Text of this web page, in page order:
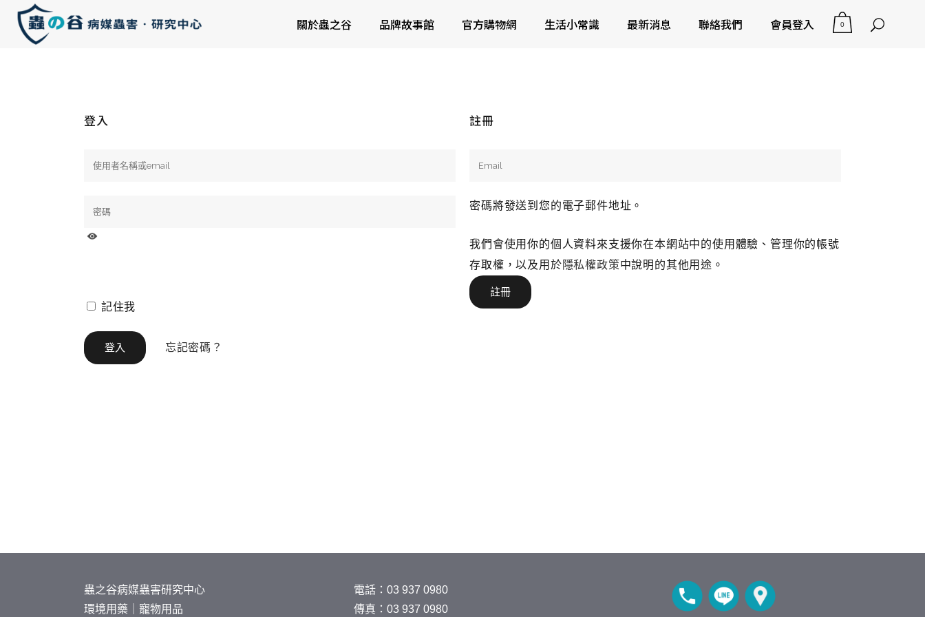
0
關於蟲之谷 品牌故事館 官方購物網 生活小常識 最新消息 聯絡我們 會員登入
登入
記住我
忘記密碼？
註冊
密碼將發送到您的電子郵件地址。
我們會使用你的個人資料來支援你在本網站中的使用體驗、管理你的帳號
存取權，以及用於 隱私權政策中說明的其他用途。
蟲之谷病媒蟲害研究中心
環境用藥｜寵物用品
電話：03 937 0980
傳真：03 937 0980